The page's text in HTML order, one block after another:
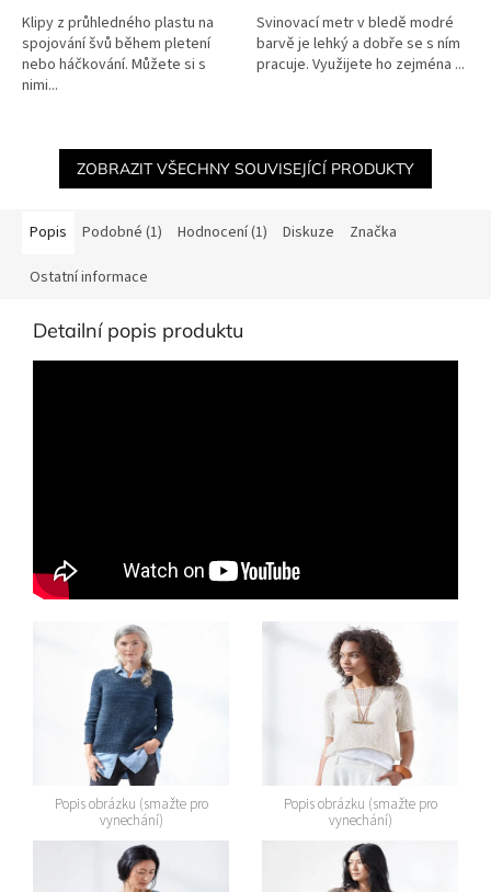
Klipy z průhledného plastu na
spojování švů během pletení
nebo háčkování. Můžete si s
nimi...
Svinovací metr v bledě modré
barvě je lehký a dobře se s ním
pracuje. Využijete ho zejména ...
ZOBRAZIT VŠECHNY SOUVISEJÍCÍ PRODUKTY
Popis Podobné (1) Hodnocení (1) Diskuze Značka
Ostatní informace
Detailní popis produktu
Popis obrázku (smažte pro
vynechání)
Popis obrázku (smažte pro
vynechání)